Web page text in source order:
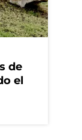
de
el